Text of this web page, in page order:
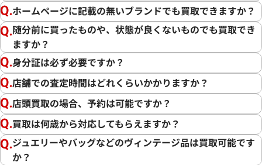
ホームページに記載の無いブランドでも買取できますか？
随分前に買ったものや、状態が良くないものでも買取でき
ますか？
身分証は必ず必要ですか？
店舗での査定時間はどれくらいかかりますか？
店頭買取の場合、予約は可能ですか？
買取は何歳から対応してもらえますか？
ジュエリーやバッグなどのヴィンテージ品は買取可能です
か？